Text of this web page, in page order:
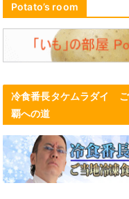
Potato’s room
冷食番長タケムラダイ
覇への道